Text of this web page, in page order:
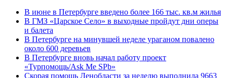
В июне в Петербурге введено более 166 тыс. кв.м жилья
В ГМЗ «Царское Село» в выходные пройдут дни оперы
и балета
В Петербурге на минувшей неделе ураганом повалено
около 600 деревьев
В Петербурге вновь начал работу проект
«Турпомощь/Ask Me SPb»
Скорая помощь Ленобласти за неделю выполнила 9663